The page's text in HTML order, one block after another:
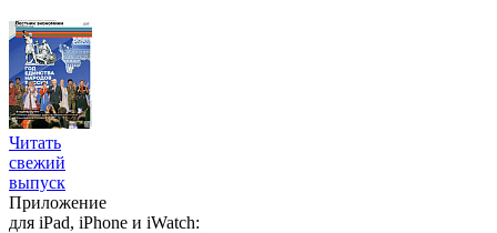
Читать
свежий
выпуск
Приложение
для iPad, iPhone и iWatch: